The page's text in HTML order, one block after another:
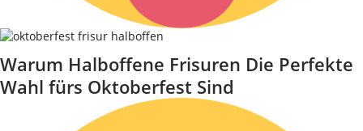
Warum Halboffene Frisuren Die Perfekte
Wahl fürs Oktoberfest Sind